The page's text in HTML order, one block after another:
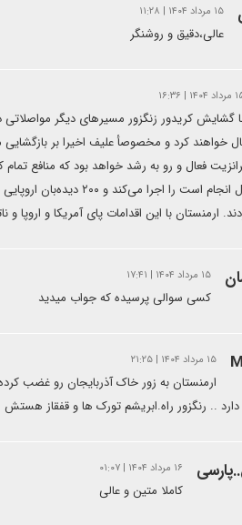
۱۵ مرداد ۱۴۰۴ | ۱۱:۲۸
عالی،دقیق و روشنگر
| ۱۶:۳۶
گشایش کریدور زنگزور مسیرهای دیگر مواصلاتی
خواهند کرد و مخصوصأ علیف اخیرا بر
در حال انجام است را
ارمنستان با این اقدامات پای آمریکا و
۱۵ مرداد ۱۴۰۴ | ۱۷:۴۱
کسی سوالی پرسیده که جواب میدید
۱۵ مرداد ۱۴۰۴ | ۲۱:۲۵
ارمنستان به زور خاک آذربایجان رو غضب
.. رنگزور راه.ابریشم تورک ها و قفقاز هستش
۱۶ مرداد ۱۴۰۴ | ۰۱:۰۷
کاملا متین و عالی